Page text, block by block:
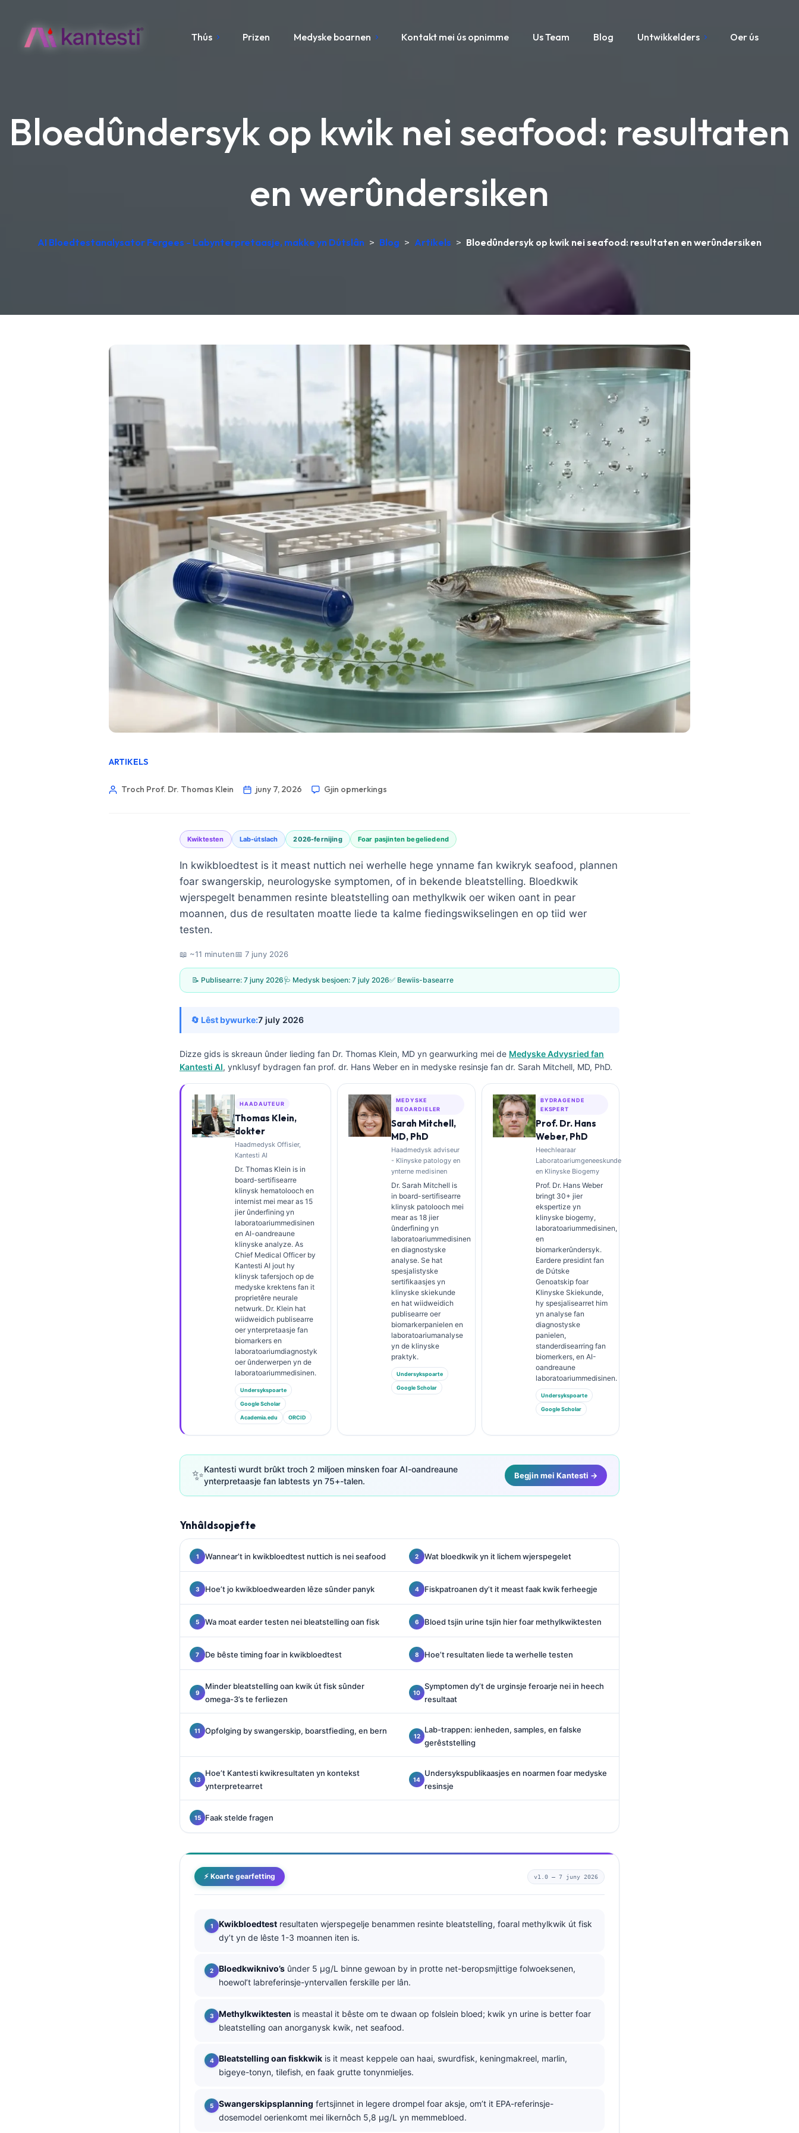
Thús Prizen Medyske boarnen Kontakt mei ús opnimme Us Team Blog Untwikkelders Oer ús
Bloedûndersyk op kwik nei seafood: resultaten
en werûndersiken
AI Bloedtestanalysator Fergees - Labynterpretaasje, makke yn Dútslân > Blog > Artikels > Bloedûndersyk op kwik nei seafood: resultaten en werûndersiken
ARTIKELS
Troch Prof. Dr. Thomas Klein juny 7, 2026 Gjin opmerkings
Kwiktesten Lab-útslach 2026-fernijing Foar pasjinten begeliedend
In kwikbloedtest is it meast nuttich nei werhelle hege ynname fan kwikryk seafood, plannen
foar swangerskip, neurologyske symptomen, of in bekende bleatstelling. Bloedkwik
wjerspegelt benammen resinte bleatstelling oan methylkwik oer wiken oant in pear
moannen, dus de resultaten moatte liede ta kalme fiedingswikselingen en op tiid wer
testen.
📖 ~11 minuten📅 7 juny 2026
📝 Publisearre: 7 juny 2026🩺 Medysk besjoen: 7 july 2026✅ Bewiis-basearre
🔄 Lêst bywurke:7 july 2026
Dizze gids is skreaun ûnder lieding fan Dr. Thomas Klein, MD yn gearwurking mei de Medyske Advysried fan
Kantesti AI, ynklusyf bydragen fan prof. dr. Hans Weber en in medyske resinsje fan dr. Sarah Mitchell, MD, PhD.
HAADAUTEUR
Thomas Klein,
dokter
Haadmedysk Offisier,
Kantesti AI
Dr. Thomas Klein is in
board-sertifisearre
klinysk hematolooch en
internist mei mear as 15
jier ûnderfining yn
laboratoariummedisinen
en AI-oandreaune
klinyske analyze. As
Chief Medical Officer by
Kantesti AI jout hy
klinysk tafersjoch op de
medyske krektens fan it
proprietêre neurale
netwurk. Dr. Klein hat
wiidweidich publisearre
oer ynterpretaasje fan
biomarkers en
laboratoariumdiagnostyk
oer ûnderwerpen yn de
laboratoariummedisinen.
Undersykspoarte
Google Scholar
Academia.edu ORCID
MEDYSKE
BEOARDIELER
Sarah Mitchell,
MD, PhD
Haadmedysk adviseur
- Klinyske patology en
ynterne medisinen
Dr. Sarah Mitchell is
in board-sertifisearre
klinysk patolooch mei
mear as 18 jier
ûnderfining yn
laboratoariummedisinen
en diagnostyske
analyse. Se hat
spesjalistyske
sertifikaasjes yn
klinyske skiekunde
en hat wiidweidich
publisearre oer
biomarkerpanielen en
laboratoariumanalyse
yn de klinyske
praktyk.
Undersykspoarte
Google Scholar
BYDRAGENDE
EKSPERT
Prof. Dr. Hans
Weber, PhD
Heechlearaar
Laboratoariumgeneeskunde
en Klinyske Biogemy
Prof. Dr. Hans Weber
bringt 30+ jier
ekspertize yn
klinyske biogemy,
laboratoariummedisinen,
en
biomarkerûndersyk.
Eardere presidint fan
de Dútske
Genoatskip foar
Klinyske Skiekunde,
hy spesjalisearret him
yn analyse fan
diagnostyske
panielen,
standerdisearring fan
biomerkers, en AI-
oandreaune
laboratoariummedisinen.
Undersykspoarte
Google Scholar
✨Kantesti wurdt brûkt troch 2 miljoen minsken foar AI-oandreaune
ynterpretaasje fan labtests yn 75+-talen.
Begjin mei Kantesti →
Ynhâldsopjefte
Wannear’t in kwikbloedtest nuttich is nei seafood Wat bloedkwik yn it lichem wjerspegelet
Hoe’t jo kwikbloedwearden lêze sûnder panyk Fiskpatroanen dy’t it meast faak kwik ferheegje
Wa moat earder testen nei bleatstelling oan fisk Bloed tsjin urine tsjin hier foar methylkwiktesten
De bêste timing foar in kwikbloedtest Hoe’t resultaten liede ta werhelle testen
Minder bleatstelling oan kwik út fisk sûnder
omega-3’s te ferliezen
Symptomen dy’t de urginsje feroarje nei in heech
resultaat
Opfolging by swangerskip, boarstfieding, en bern
Lab-trappen: ienheden, samples, en falske
gerêststelling
Hoe’t Kantesti kwikresultaten yn kontekst
ynterpretearret
Undersykspublikaasjes en noarmen foar medyske
resinsje
Faak stelde fragen
⚡ Koarte gearfetting v1.0 — 7 juny 2026
Kwikbloedtest resultaten wjerspegelje benammen resinte bleatstelling, foaral methylkwik út fisk
dy’t yn de lêste 1-3 moannen iten is.
Bloedkwiknivo’s ûnder 5 µg/L binne gewoan by in protte net-beropsmjittige folwoeksenen,
hoewol’t labreferinsje-yntervallen ferskille per lân.
Methylkwiktesten is meastal it bêste om te dwaan op folslein bloed; kwik yn urine is better foar
bleatstelling oan anorganysk kwik, net seafood.
Bleatstelling oan fiskkwik is it meast keppele oan haai, swurdfisk, keningmakreel, marlin,
bigeye-tonyn, tilefish, en faak grutte tonynmieljes.
Swangerskipsplanning fertsjinnet in legere drompel foar aksje, om’t it EPA-referinsje-
dosemodel oerienkomt mei likernôch 5,8 µg/L yn memmebloed.